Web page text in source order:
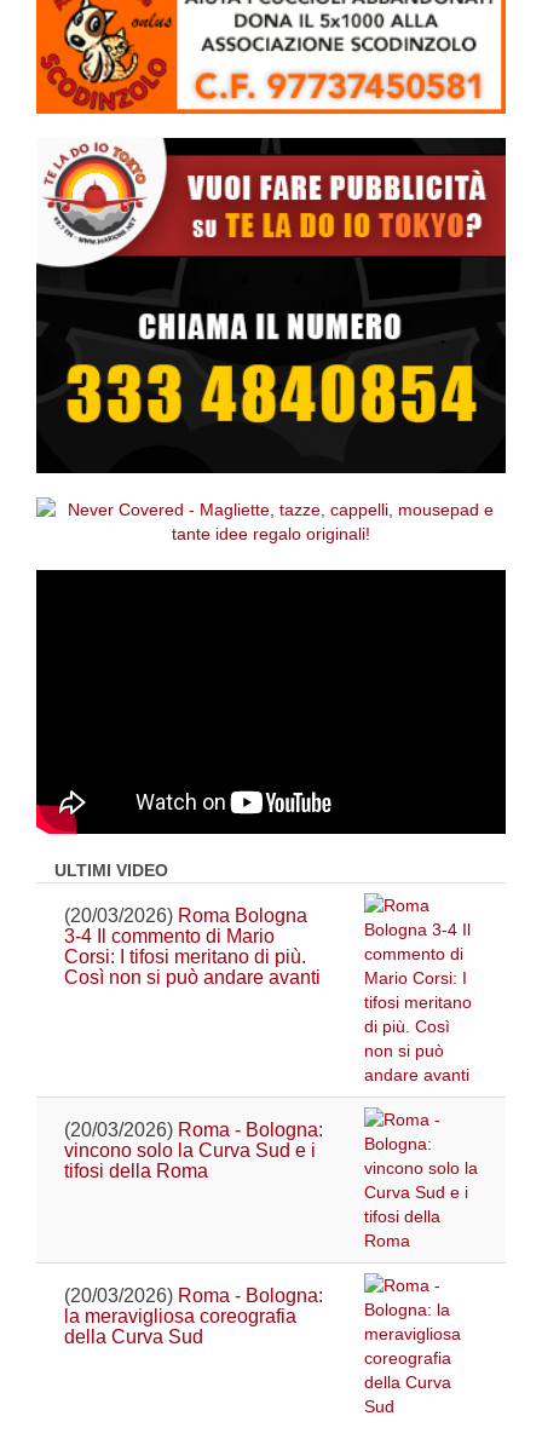
ULTIMI VIDEO
(20/03/2026) Roma Bologna
3-4 Il commento di Mario
Corsi: I tifosi meritano di più.
Così non si può andare avanti
(20/03/2026) Roma - Bologna:
vincono solo la Curva Sud e i
tifosi della Roma
(20/03/2026) Roma - Bologna:
la meravigliosa coreografia
della Curva Sud